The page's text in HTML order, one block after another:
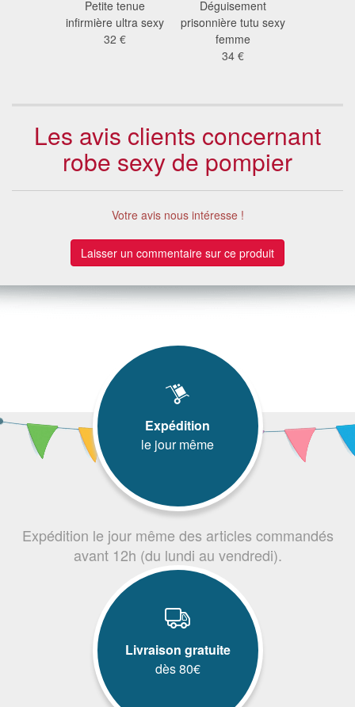
Petite tenue
infirmière ultra sexy
32 €
Déguisement
prisonnière tutu sexy
femme
34 €
Les avis clients concernant
robe sexy de pompier
Votre avis nous intéresse !
Laisser un commentaire sur ce produit
Expédition
le jour même
Expédition le jour même des articles commandés
avant 12h (du lundi au vendredi).
Livraison gratuite
dès 80€